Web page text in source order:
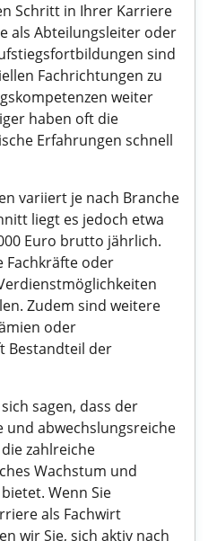
Schritt in Ihrer Karriere
als Abteilungsleiter oder
sind
Fachrichtungen zu
weiter
haben oft die
Erfahrungen schnell
variiert je nach Branche
liegt es jedoch etwa
Euro brutto jährlich.
Fachkräfte oder
Zudem sind weitere
oder
Bestandteil der
sagen, dass der
und abwechslungsreiche
zahlreiche
Wachstum und
Wenn Sie
als Fachwirt
wir Sie, sich aktiv nach